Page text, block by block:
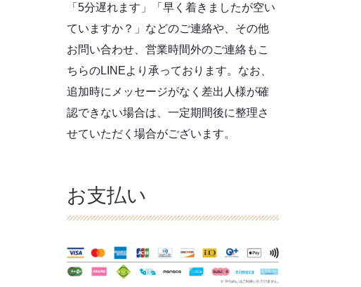
「5分遅れます」「早く着きましたが空い
ていますか？」などのご連絡や、その他
お問い合わせ、営業時間外のご連絡もこ
ちらのLINEより承っております。なお、
追加時にメッセージがなく差出人様が確
認できない場合は、一定期間後に整理さ
せていただく場合がございます。
お支払い